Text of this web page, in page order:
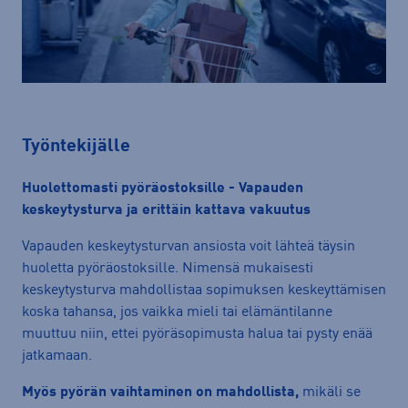
Työntekijälle
Huolettomasti pyöräostoksille - Vapauden
keskeytysturva ja erittäin kattava vakuutus
Vapauden keskeytysturvan ansiosta voit lähteä täysin
huoletta pyöräostoksille. Nimensä mukaisesti
keskeytysturva mahdollistaa sopimuksen keskeyttämisen
koska tahansa, jos vaikka mieli tai elämäntilanne
muuttuu niin, ettei pyöräsopimusta halua tai pysty enää
jatkamaan.
Myös pyörän vaihtaminen on mahdollista, mikäli se